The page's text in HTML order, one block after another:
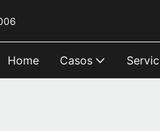
Home Casos